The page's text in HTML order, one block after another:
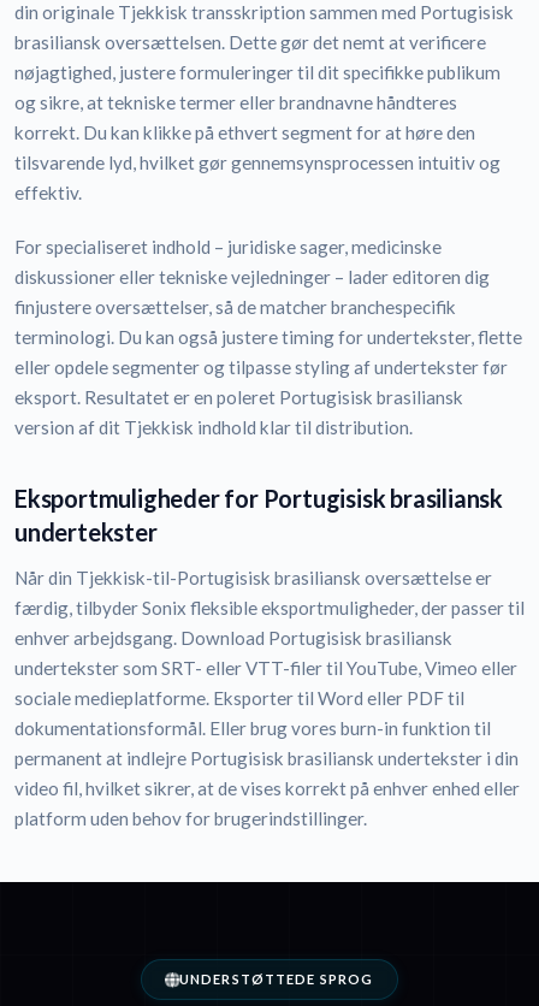
din originale Tjekkisk transskription sammen med Portugisisk
brasiliansk oversættelsen. Dette gør det nemt at verificere
nøjagtighed, justere formuleringer til dit specifikke publikum
og sikre, at tekniske termer eller brandnavne håndteres
korrekt. Du kan klikke på ethvert segment for at høre den
tilsvarende lyd, hvilket gør gennemsynsprocessen intuitiv og
effektiv.
For specialiseret indhold – juridiske sager, medicinske
diskussioner eller tekniske vejledninger – lader editoren dig
finjustere oversættelser, så de matcher branchespecifik
terminologi. Du kan også justere timing for undertekster, flette
eller opdele segmenter og tilpasse styling af undertekster før
eksport. Resultatet er en poleret Portugisisk brasiliansk
version af dit Tjekkisk indhold klar til distribution.
Eksportmuligheder for Portugisisk brasiliansk
undertekster
Når din Tjekkisk-til-Portugisisk brasiliansk oversættelse er
færdig, tilbyder Sonix fleksible eksportmuligheder, der passer til
enhver arbejdsgang. Download Portugisisk brasiliansk
undertekster som SRT- eller VTT-filer til YouTube, Vimeo eller
sociale medieplatforme. Eksporter til Word eller PDF til
dokumentationsformål. Eller brug vores burn-in funktion til
permanent at indlejre Portugisisk brasiliansk undertekster i din
video fil, hvilket sikrer, at de vises korrekt på enhver enhed eller
platform uden behov for brugerindstillinger.
UNDERSTØTTEDE SPROG